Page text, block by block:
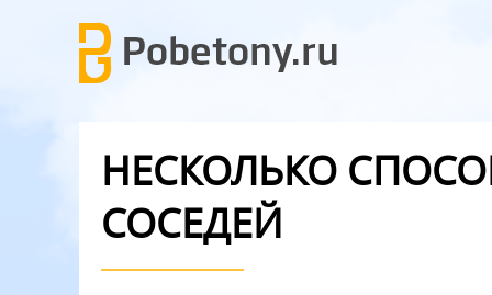
НЕСКОЛЬКО
СОСЕДЕЙ